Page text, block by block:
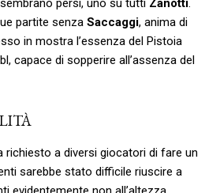
persi, uno su tutti Zanotti.
partite senza Saccaggi, anima di
in mostra l’essenza del Pistoia
capace di sopperire all’assenza del
richiesto a diversi giocatori di fare un
sarebbe stato difficile riuscire a